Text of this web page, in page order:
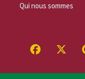
Qui nous sommes